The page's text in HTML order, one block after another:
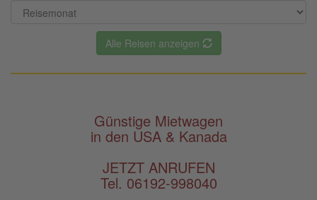
Alle Reisen anzeigen
Günstige Mietwagen
in den USA & Kanada
JETZT ANRUFEN
Tel. 06192-998040